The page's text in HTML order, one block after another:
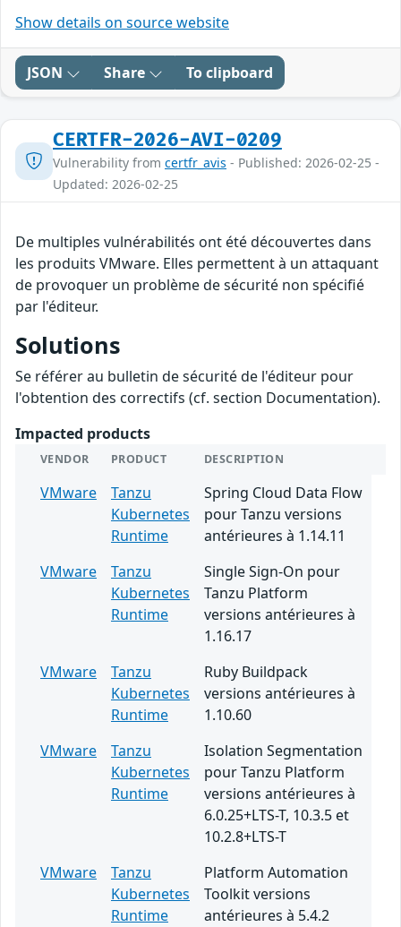
Show details on source website
JSON Share To clipboard
CERTFR-2026-AVI-0209
Vulnerability from certfr_avis - Published: 2026-02-25 -
Updated: 2026-02-25
De multiples vulnérabilités ont été découvertes dans
les produits VMware. Elles permettent à un attaquant
de provoquer un problème de sécurité non spécifié
par l'éditeur.
Solutions
Se référer au bulletin de sécurité de l'éditeur pour
l'obtention des correctifs (cf. section Documentation).
Impacted products
VENDOR PRODUCT DESCRIPTION
VMware
Tanzu
Kubernetes
Runtime
Spring Cloud Data Flow
pour Tanzu versions
antérieures à 1.14.11
VMware
Tanzu
Kubernetes
Runtime
Single Sign-On pour
Tanzu Platform
versions antérieures à
1.16.17
VMware
Tanzu
Kubernetes
Runtime
Ruby Buildpack
versions antérieures à
1.10.60
VMware
Tanzu
Kubernetes
Runtime
Isolation Segmentation
pour Tanzu Platform
versions antérieures à
6.0.25+LTS-T, 10.3.5 et
10.2.8+LTS-T
VMware
Tanzu
Kubernetes
Runtime
Platform Automation
Toolkit versions
antérieures à 5.4.2